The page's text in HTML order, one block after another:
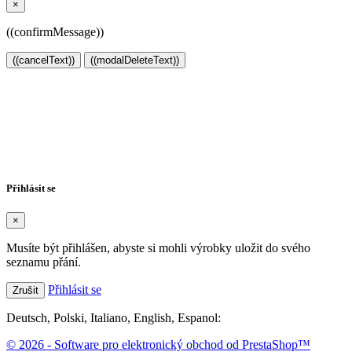
×
((confirmMessage))
((cancelText)) ((modalDeleteText))
Přihlásit se
×
Musíte být přihlášen, abyste si mohli výrobky uložit do svého
seznamu přání.
Zrušit Přihlásit se
Deutsch, Polski, Italiano, English, Espanol:
© 2026 - Software pro elektronický obchod od PrestaShop™